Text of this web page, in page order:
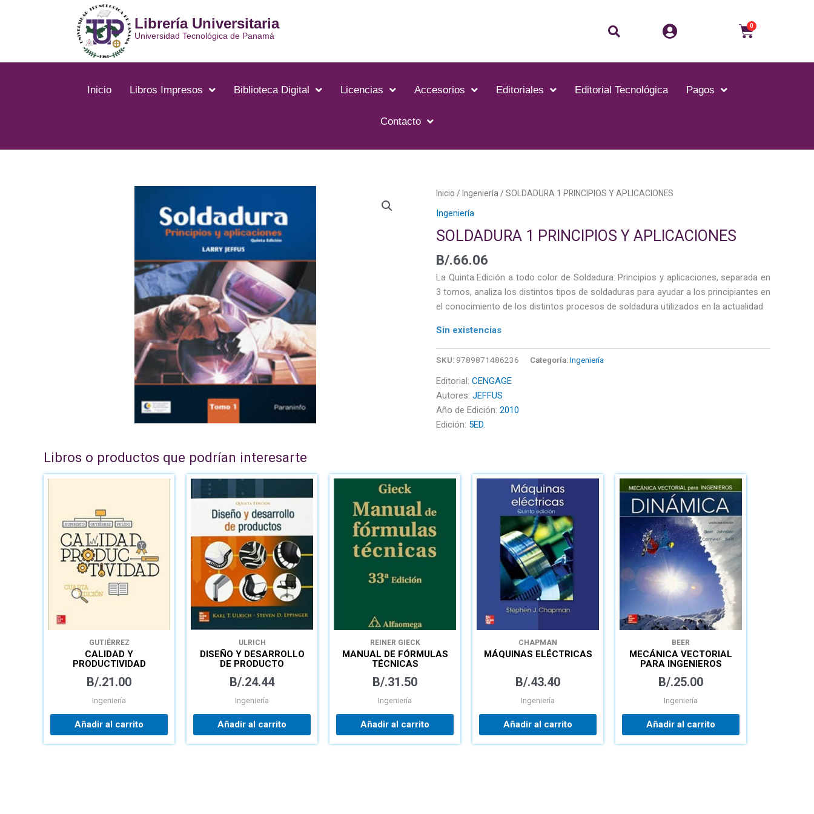
Librería Universitaria
Universidad Tecnológica de Panamá Buscar 0Carrito
Inicio Libros Impresos Biblioteca Digital Licencias Accesorios Editoriales Editorial Tecnológica Pagos
Contacto
Inicio / Ingeniería / SOLDADURA 1 PRINCIPIOS Y APLICACIONES
Ingeniería
SOLDADURA 1 PRINCIPIOS Y APLICACIONES
B/.66.06
La Quinta Edición a todo color de Soldadura: Principios y aplicaciones, separada en
3 tomos, analiza los distintos tipos de soldaduras para ayudar a los principiantes en
el conocimiento de los distintos procesos de soldadura utilizados en la actualidad
Sin existencias
SKU: 9789871486236 Categoría:Ingeniería
Editorial: CENGAGE
Autores: JEFFUS
Año de Edición: 2010
Edición: 5ED.
Libros o productos que podrían interesarte
GUTIÉRREZ
CALIDAD Y
PRODUCTIVIDAD
B/.21.00
Ingeniería
Añadir al carrito
ULRICH
DISEÑO Y DESARROLLO
DE PRODUCTO
B/.24.44
Ingeniería
Añadir al carrito
REINER GIECK
MANUAL DE FÓRMULAS
TÉCNICAS
B/.31.50
Ingeniería
Añadir al carrito
CHAPMAN
MÁQUINAS ELÉCTRICAS
B/.43.40
Ingeniería
Añadir al carrito
BEER
MECÁNICA VECTORIAL
PARA INGENIEROS
B/.25.00
Ingeniería
Añadir al carrito